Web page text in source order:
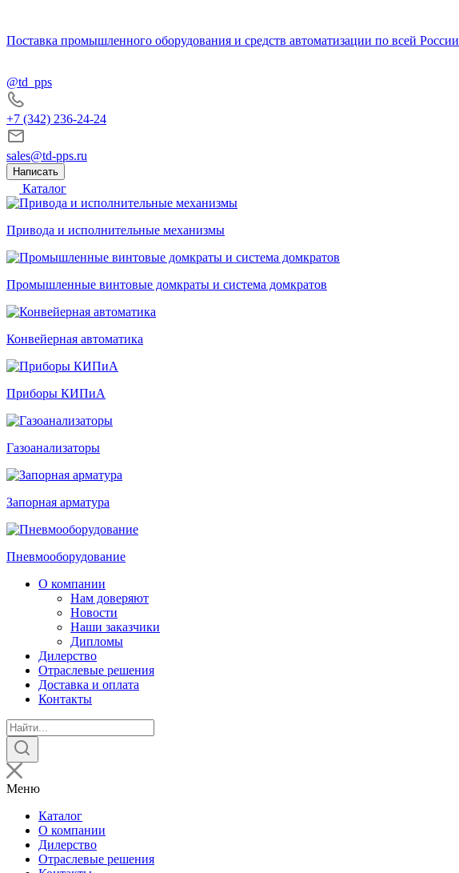
Поставка промышленного оборудования и средств автоматизации по всей России
@td_pps
+7 (342) 236-24-24
sales@td-pps.ru
Написать
Каталог
Привода и исполнительные механизмы
Промышленные винтовые домкраты и система домкратов
Конвейерная автоматика
Приборы КИПиА
Газоанализаторы
Запорная арматура
Пневмооборудование
О компании
Нам доверяют
Новости
Наши заказчики
Дипломы
Дилерство
Отраслевые решения
Доставка и оплата
Контакты
Поиск
товаров
Меню
Каталог
О компании
Дилерство
Отраслевые решения